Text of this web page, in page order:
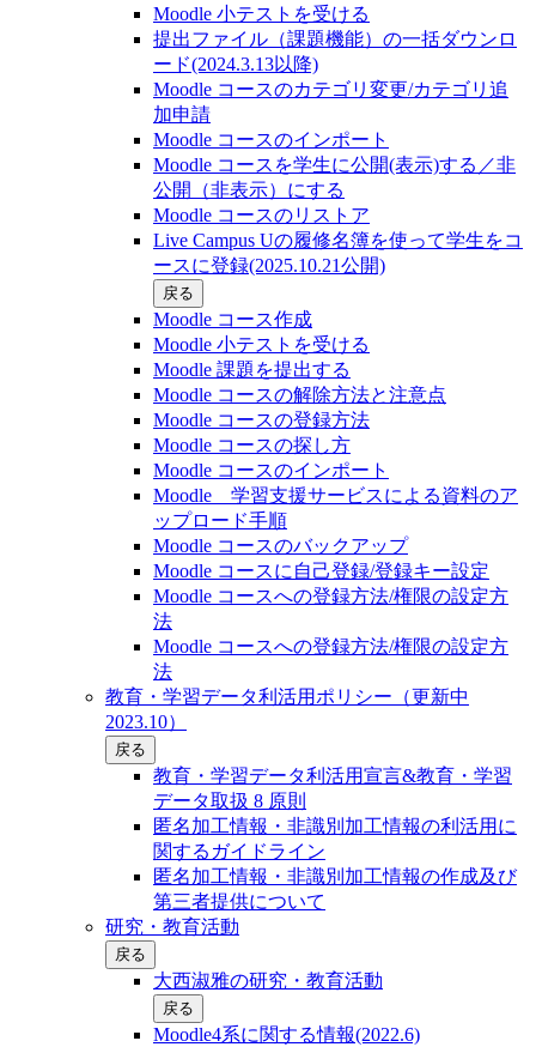
Moodle 小テストを受ける
提出ファイル（課題機能）の一括ダウンロ
ード(2024.3.13以降)
Moodle コースのカテゴリ変更/カテゴリ追
加申請
Moodle コースのインポート
Moodle コースを学生に公開(表示)する／非
公開（非表示）にする
Moodle コースのリストア
Live Campus Uの履修名簿を使って学生をコ
ースに登録(2025.10.21公開)
戻る
Moodle コース作成
Moodle 小テストを受ける
Moodle 課題を提出する
Moodle コースの解除方法と注意点
Moodle コースの登録⽅法
Moodle コースの探し⽅
Moodle コースのインポート
Moodle 学習支援サービスによる資料のア
ップロード手順
Moodle コースのバックアップ
Moodle コースに自己登録/登録キー設定
Moodle コースへの登録方法/権限の設定方
法
Moodle コースへの登録方法/権限の設定方
法
教育・学習データ利活用ポリシー（更新中
2023.10）
戻る
教育・学習データ利活用宣言&教育・学習
データ取扱 8 原則
匿名加工情報・非識別加工情報の利活用に
関するガイドライン
匿名加工情報・非識別加工情報の作成及び
第三者提供について
研究・教育活動
戻る
大西淑雅の研究・教育活動
戻る
Moodle4系に関する情報(2022.6)